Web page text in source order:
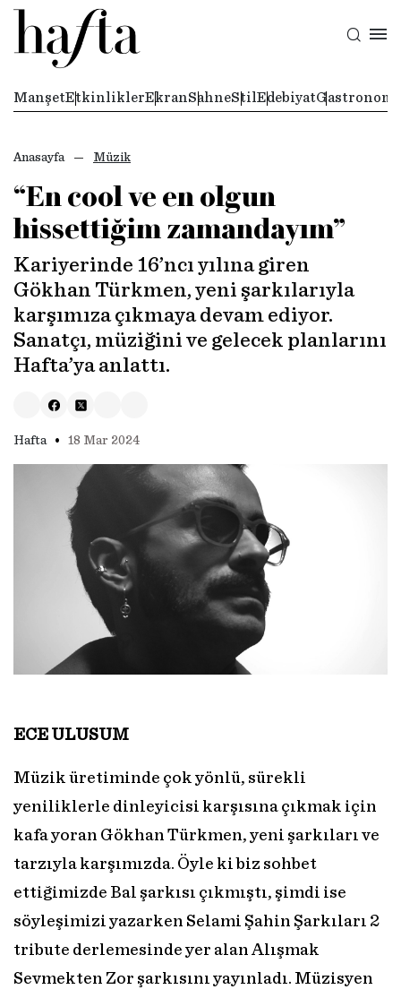
ManşetEtkinliklerEkranSahneStil EdebiyatGastronomi
Anasayfa Müzik
“En cool ve en olgun
hissettiğim zamandayım”
Kariyerinde 16’ncı yılına giren
Gökhan Türkmen, yeni şarkılarıyla
karşımıza çıkmaya devam ediyor.
Sanatçı, müziğini ve gelecek planlarını
Hafta’ya anlattı.
Hafta • 18 Mar 2024
ECE ULUSUM
Müzik üretiminde çok yönlü, sürekli
yeniliklerle dinleyicisi karşısına çıkmak için
kafa yoran Gökhan Türkmen, yeni şarkıları ve
tarzıyla karşımızda. Öyle ki biz sohbet
ettiğimizde Bal şarkısı çıkmıştı, şimdi ise
söyleşimizi yazarken Selami Şahin Şarkıları 2
tribute derlemesinde yer alan Alışmak
Sevmekten Zor şarkısını yayınladı. Müzisyen